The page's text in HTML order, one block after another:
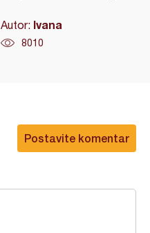
Autor: Ivana
8010
Postavite komentar